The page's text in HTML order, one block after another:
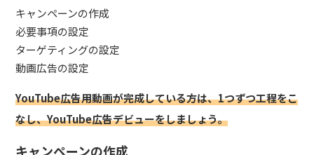
キャンペーンの作成
必要事項の設定
ターゲティングの設定
動画広告の設定
YouTube広告用動画が完成している方は、1つずつ工程をこ
なし、YouTube広告デビューをしましょう。
キャンペーンの作成